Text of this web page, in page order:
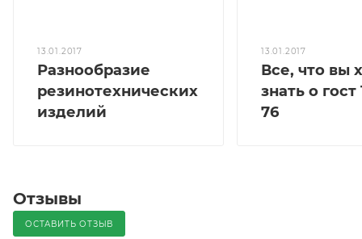
13.01.2017
Разнообразие
резинотехнических
изделий
13.01.2017
Все, что вы
знать о гост
76
Отзывы
ОСТАВИТЬ ОТЗЫВ